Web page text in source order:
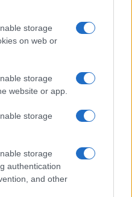
storage
on web or
storage
website or app.
storage
storage
authentication
and other